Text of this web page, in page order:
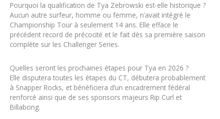
Pourquoi la qualification de Tya Zebrowski est-elle historique ?
Aucun autre surfeur, homme ou femme, n’avait intégré le
Championship Tour à seulement 14 ans. Elle efface le
précédent record de précocité et le fait dès sa première saison
complète sur les Challenger Series.
Quelles seront les prochaines étapes pour Tya en 2026 ?
Elle disputera toutes les étapes du CT, débutera probablement
à Snapper Rocks, et bénéficiera d’un encadrement fédéral
renforcé ainsi que de ses sponsors majeurs Rip Curl et
Billabong.